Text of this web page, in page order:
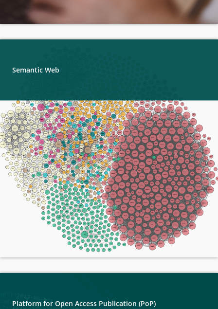
Semantic Web
Platform for Open Access Publication (PoP)